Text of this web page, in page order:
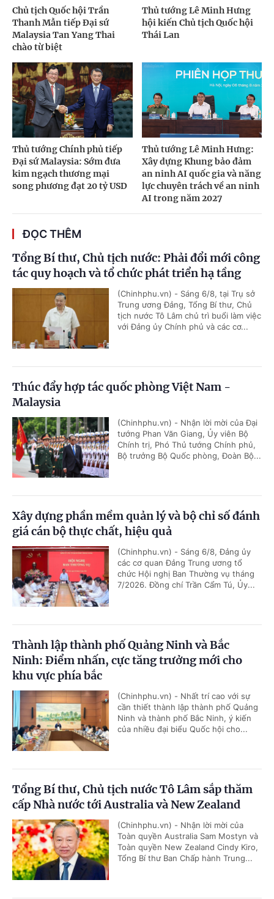
Chủ tịch Quốc hội Trần
Thanh Mẫn tiếp Đại sứ
Malaysia Tan Yang Thai
chào từ biệt
Thủ tướng Lê Minh Hưng
hội kiến Chủ tịch Quốc hội
Thái Lan
Thủ tướng Chính phủ tiếp
Đại sứ Malaysia: Sớm đưa
kim ngạch thương mại
song phương đạt 20 tỷ USD
Thủ tướng Lê Minh Hưng:
Xây dựng Khung bảo đảm
an ninh AI quốc gia và năng
lực chuyên trách về an ninh
AI trong năm 2027
ĐỌC THÊM
Tổng Bí thư, Chủ tịch nước: Phải đổi mới công
tác quy hoạch và tổ chức phát triển hạ tầng
(Chinhphu.vn) - Sáng 6/8, tại Trụ sở
Trung ương Đảng, Tổng Bí thư, Chủ
tịch nước Tô Lâm chủ trì buổi làm việc
với Đảng ủy Chính phủ và các cơ...
Thúc đẩy hợp tác quốc phòng Việt Nam -
Malaysia
(Chinhphu.vn) - Nhận lời mời của Đại
tướng Phan Văn Giang, Ủy viên Bộ
Chính trị, Phó Thủ tướng Chính phủ,
Bộ trưởng Bộ Quốc phòng, Đoàn Bộ...
Xây dựng phần mềm quản lý và bộ chỉ số đánh
giá cán bộ thực chất, hiệu quả
(Chinhphu.vn) - Sáng 6/8, Đảng ủy
các cơ quan Đảng Trung ương tổ
chức Hội nghị Ban Thường vụ tháng
7/2026. Đồng chí Trần Cẩm Tú, Ủy...
Thành lập thành phố Quảng Ninh và Bắc
Ninh: Điểm nhấn, cực tăng trưởng mới cho
khu vực phía bắc
(Chinhphu.vn) - Nhất trí cao với sự
cần thiết thành lập thành phố Quảng
Ninh và thành phố Bắc Ninh, ý kiến
của nhiều đại biểu Quốc hội cho...
Tổng Bí thư, Chủ tịch nước Tô Lâm sắp thăm
cấp Nhà nước tới Australia và New Zealand
(Chinhphu.vn) - Nhận lời mời của
Toàn quyền Australia Sam Mostyn và
Toàn quyền New Zealand Cindy Kiro,
Tổng Bí thư Ban Chấp hành Trung...